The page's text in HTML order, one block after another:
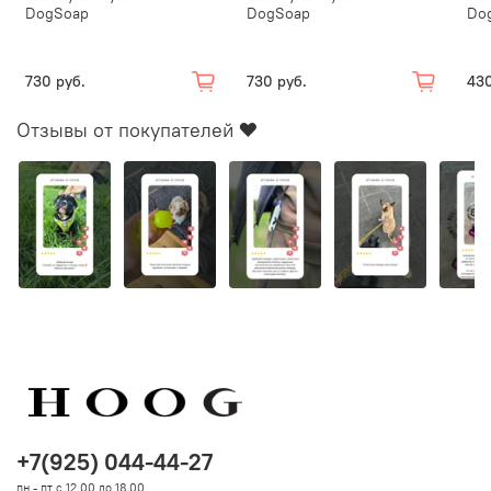
DogSoap
730 руб.
DogSoap
730 руб.
Отзывы от покупателей ❤️
+7(925) 044-44-27
пн - пт с 12.00 до 18.00